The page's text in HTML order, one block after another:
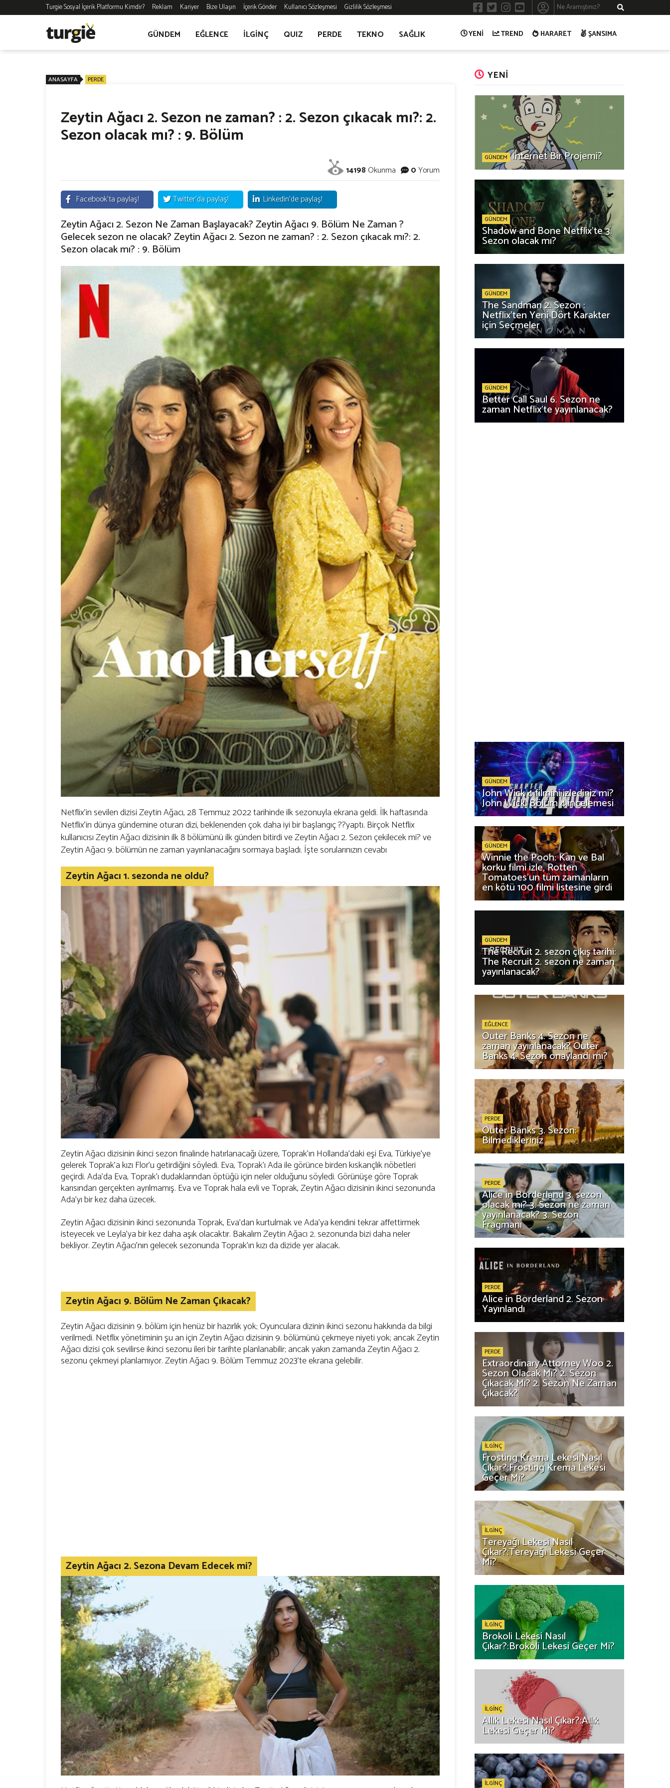
Turgie Sosyal İçerik Platformu Kimdir? Reklam Kariyer Bize Ulaşın İçerik Gönder Kullanıcı Sözleşmesi Gizlilik Sözleşmesi
GÜNDEM EĞLENCE İLGİNÇ QUIZ PERDE TEKNO SAĞLIK YENİ TREND HARARET ŞANSIMA
ANASAYFA PERDE
Zeytin Ağacı 2. Sezon ne zaman? : 2. Sezon çıkacak mı?: 2.
Sezon olacak mı? : 9. Bölüm
0Yorum
14198 Okunma
Facebook'ta paylaş! Twitter'da paylaş! Linkedin'de paylaş!
Zeytin Ağacı 2. Sezon Ne Zaman Başlayacak? Zeytin Ağacı 9. Bölüm Ne Zaman ?
Gelecek sezon ne olacak? Zeytin Ağacı 2. Sezon ne zaman? : 2. Sezon çıkacak mı?: 2.
Sezon olacak mı? : 9. Bölüm
Netflix'in sevilen dizisi Zeytin Ağacı, 28 Temmuz 2022 tarihinde ilk sezonuyla ekrana geldi. İlk haftasında
Netflix'in dünya gündemine oturan dizi, beklenenden çok daha iyi bir başlangıç ??yaptı. Birçok Netflix
kullanıcısı Zeytin Ağacı dizisinin ilk 8 bölümünü ilk günden bitirdi ve Zeytin Ağacı 2. Sezon çekilecek mi? ve
Zeytin Ağacı 9. bölümün ne zaman yayınlanacağını sormaya başladı. İşte sorularınızın cevabı
Zeytin Ağacı 1. sezonda ne oldu?
Zeytin Ağacı dizisinin ikinci sezon finalinde hatırlanacağı üzere, Toprak'ın Hollanda'daki eşi Eva, Türkiye'ye
gelerek Toprak'a kızı Flor'u getirdiğini söyledi. Eva, Toprak'ı Ada ile görünce birden kıskançlık nöbetleri
geçirdi. Ada'da Eva, Toprak'ı dudaklarından öptüğü için neler olduğunu söyledi. Görünüşe göre Toprak
karısından gerçekten ayrılmamış. Eva ve Toprak hala evli ve Toprak, Zeytin Ağacı dizisinin ikinci sezonunda
Ada'yı bir kez daha üzecek.
Zeytin Ağacı dizisinin ikinci sezonunda Toprak, Eva'dan kurtulmak ve Ada'ya kendini tekrar affettirmek
isteyecek ve Leyla'ya bir kez daha aşık olacaktır. Bakalım Zeytin Ağacı 2. sezonunda bizi daha neler
bekliyor. Zeytin Ağacı'nın gelecek sezonunda Toprak'ın kızı da dizide yer alacak.
Zeytin Ağacı 9. Bölüm Ne Zaman Çıkacak?
Zeytin Ağacı dizisinin 9. bölüm için henüz bir hazırlık yok; Oyunculara dizinin ikinci sezonu hakkında da bilgi
verilmedi. Netflix yönetiminin şu an için Zeytin Ağacı dizisinin 9. bölümünü çekmeye niyeti yok; ancak Zeytin
Ağacı dizisi çok sevilirse ikinci sezonu ileri bir tarihte planlanabilir; ancak yakın zamanda Zeytin Ağacı 2.
sezonu çekmeyi planlamıyor. Zeytin Ağacı 9. Bölüm Temmuz 2023'te ekrana gelebilir.
Zeytin Ağacı 2. Sezona Devam Edecek mi?
YENİ
GÜNDEM İnternet Bir Projemi?
GÜNDEM
Shadow and Bone Netflix'te 3.
Sezon olacak mı?
GÜNDEM
The Sandman 2. Sezon :
Netflix'ten Yeni Dört Karakter
için Seçmeler
GÜNDEM
Better Call Saul 6. Sezon ne
zaman Netflix'te yayınlanacak?
GÜNDEM
John Wick 4 filmini izlediniz mi?
John Wick: Bölüm 4 incelemesi
GÜNDEM
Winnie the Pooh: Kan ve Bal
korku filmi izle, Rotten
Tomatoes'un tüm zamanların
en kötü 100 filmi listesine girdi
GÜNDEM
The Recruit 2. sezon çıkış tarihi:
The Recruit 2. sezon ne zaman
yayınlanacak?
EĞLENCE
Outer Banks 4. Sezon ne
zaman yayınlanacak? Outer
Banks 4. Sezon onaylandı mı?
PERDE
Outer Banks 3. Sezon:
Bilmedikleriniz
PERDE
Alice in Borderland 3. sezon
olacak mı? 3. Sezon ne zaman
yayınlanacak? 3. Sezon
Fragmanı
PERDE
Alice in Borderland 2. Sezon
Yayınlandı
PERDE
Extraordinary Attorney Woo 2.
Sezon Olacak Mı? 2. Sezon
Çıkacak Mı? 2. Sezon Ne Zaman
Çıkacak?
İLGİNÇ
Frosting Krema Lekesi Nasıl
Çıkar?:Frosting Krema Lekesi
Geçer Mi?
İLGİNÇ
Tereyağı Lekesi Nasıl
Çıkar?:Tereyağı Lekesi Geçer
Mi?
İLGİNÇ
Brokoli Lekesi Nasıl
Çıkar?:Brokoli Lekesi Geçer Mi?
İLGİNÇ
Allık Lekesi Nasıl Çıkar?:Allık
Lekesi Geçer Mi?
İLGİNÇ